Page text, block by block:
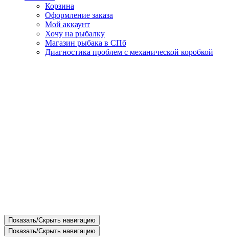
Корзина
Оформление заказа
Мой аккаунт
Хочу на рыбалку
Магазин рыбака в СПб
Диагностика проблем с механической коробкой
Показать/Скрыть навигацию
Показать/Скрыть навигацию